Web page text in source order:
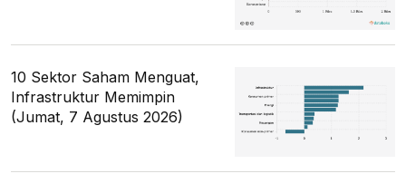
10 Sektor Saham Menguat,
Infrastruktur Memimpin
(Jumat, 7 Agustus 2026)